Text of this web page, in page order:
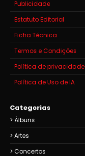
Publicidade
Estatuto Editorial
Ficha Técnica
Termos e Condições
Política de privacidade
Política de Uso de IA
Categorias
Álbuns
Artes
Concertos